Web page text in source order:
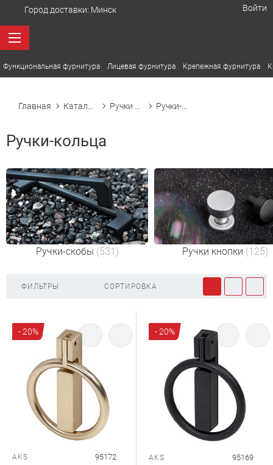
Город доставки: Минск Войти
Функциональная фурнитура Лицевая фурнитура Крепежная фурнитура
Главная
Ручки-кольца
Ручки-скобы (531) Ручки кнопки (125)
ФИЛЬТРЫ СОРТИРОВКА
- 20%
AKS 95172
- 20%
AKS 95169